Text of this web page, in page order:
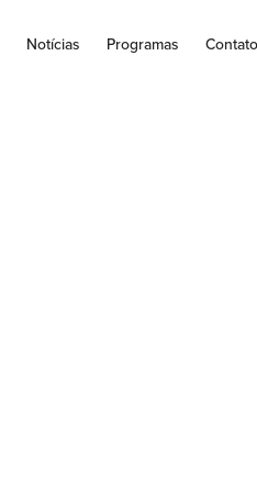
Notícias Programas Contato